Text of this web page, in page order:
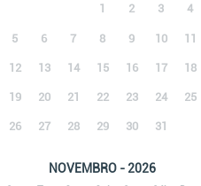
1 2 3 4
5 6 7 8 9 10 11
12 13 14 15 16 17 18
19 20 21 22 23 24 25
26 27 28 29 30 31
NOVEMBRO - 2026